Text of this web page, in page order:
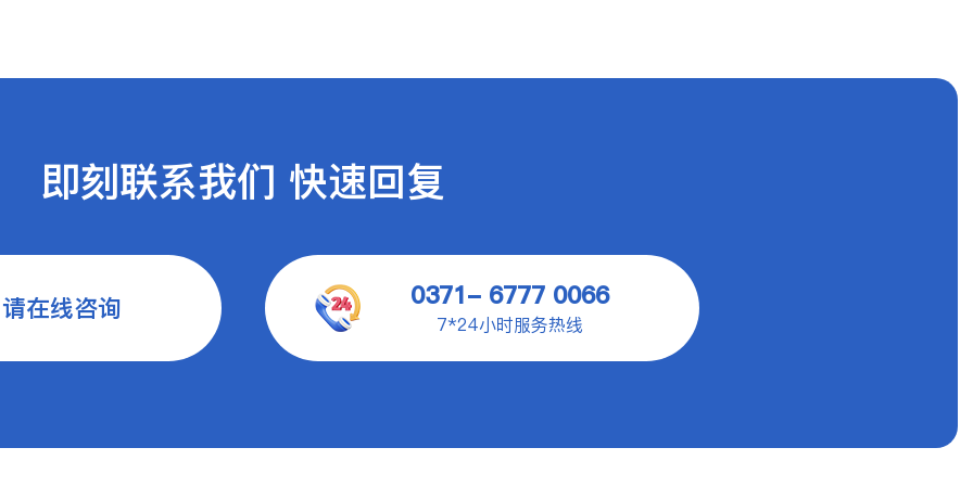
即刻联系我们 快速回复
在线咨询 0371- 6777 0066
7*24小时服务热线